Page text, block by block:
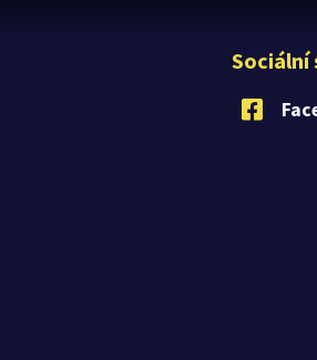
Sociální